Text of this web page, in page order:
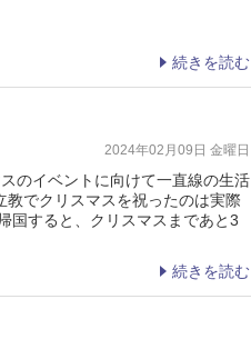
続きを読む
2024年02月09日 金曜日
のイベントに向けて一直線の生活
でクリスマスを祝ったのは実際
すると、クリスマスまであと3
続きを読む